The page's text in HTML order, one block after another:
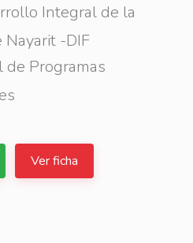
Integral de la
Nayarit -DIF
de Programas
Ver ficha